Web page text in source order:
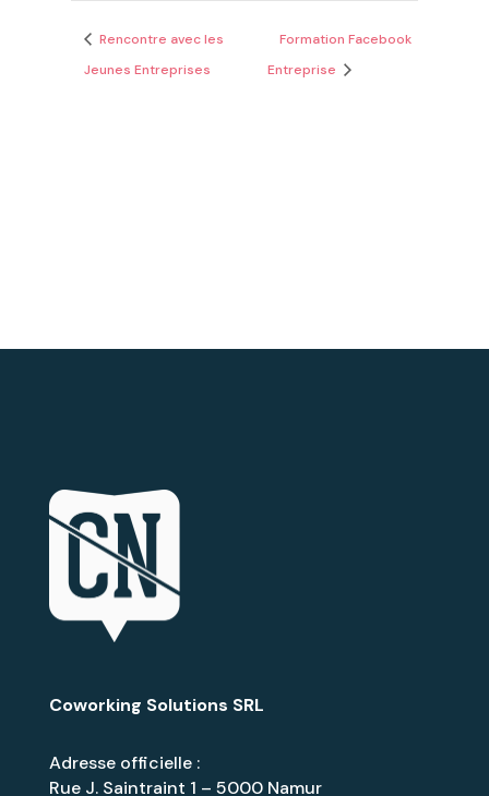
Rencontre avec les
Jeunes Entreprises
Formation Facebook
Entreprise
Coworking Solutions SRL
Adresse officielle :
Rue J. Saintraint 1 – 5000 Namur